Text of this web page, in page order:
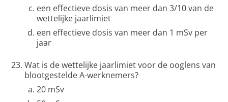
een effectieve dosis van meer dan 3/10 van de
wettelijke jaarlimiet
een effectieve dosis van meer dan 1 mSv per
jaar
Wat is de wettelijke jaarlimiet voor de ooglens van
blootgestelde A-werknemers?
20 mSv